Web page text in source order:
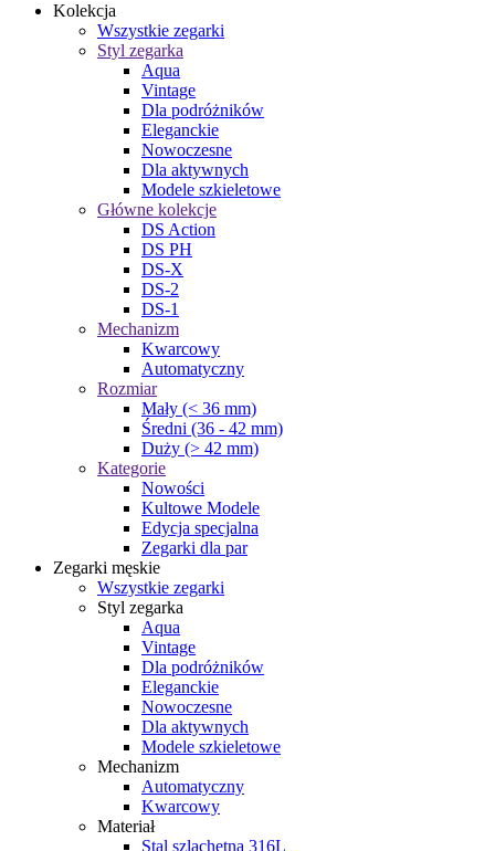
Kolekcja
Wszystkie zegarki
Styl zegarka
Aqua
Vintage
Dla podróżników
Eleganckie
Nowoczesne
Dla aktywnych
Modele szkieletowe
Główne kolekcje
DS Action
DS PH
DS-X
DS-2
DS-1
Mechanizm
Kwarcowy
Automatyczny
Rozmiar
Mały (< 36 mm)
Średni (36 - 42 mm)
Duży (> 42 mm)
Kategorie
Nowości
Kultowe Modele
Edycja specjalna
Zegarki dla par
Zegarki męskie
Wszystkie zegarki
Styl zegarka
Aqua
Vintage
Dla podróżników
Eleganckie
Nowoczesne
Dla aktywnych
Modele szkieletowe
Mechanizm
Automatyczny
Kwarcowy
Materiał
Stal szlachetna 316L